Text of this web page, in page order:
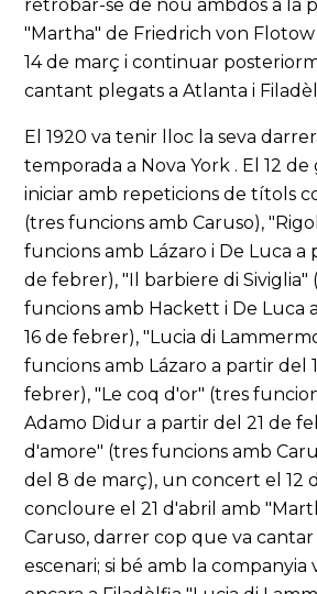
retrobar-se de nou ambdós a la
"Martha" de Friedrich von Flotow
14 de març i continuar
cantant plegats a Atlanta i
El 1920 va tenir lloc la seva
temporada a Nova York . El 12 de
iniciar amb repeticions de títols
(tres funcions amb Caruso),
funcions amb Lázaro i De Luca a
de febrer), "Il barbiere di Siviglia"
funcions amb Hackett i De Luca
16 de febrer), "Lucia di
funcions amb Lázaro a partir del
febrer), "Le coq d'or" (tres
Adamo Didur a partir del 21 de
d'amore" (tres funcions amb
del 8 de març), un concert el 12
concloure el 21 d'abril amb
Caruso, darrer cop que va
escenari; si bé amb la companyia